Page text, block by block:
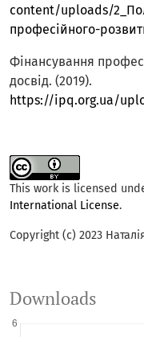
content/uploads/
професійного-
Фінансування
досвід. (2019).
https://ipq.org.ua/upload/files/files/03_Novyny/
This work is licensed
International License.
Copyright (c) 2023
Downloads